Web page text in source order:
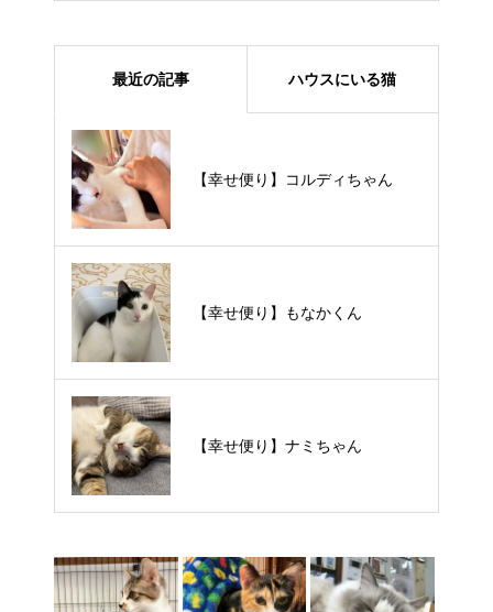
最近の記事 ハウスにいる猫
【幸せ便り】コルディちゃん
【幸せ便り】もなかくん
【幸せ便り】ナミちゃん
【里親様募集中】メメちゃん
【里親様募集中】スンスンちゃん
【里親様募集中】タルトくん